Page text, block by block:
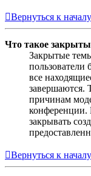
Вернуться к началу
Что такое
Закрытые
пользователи
все
завершаются.
причинам
конференции.
закрывать
Вернуться к началу